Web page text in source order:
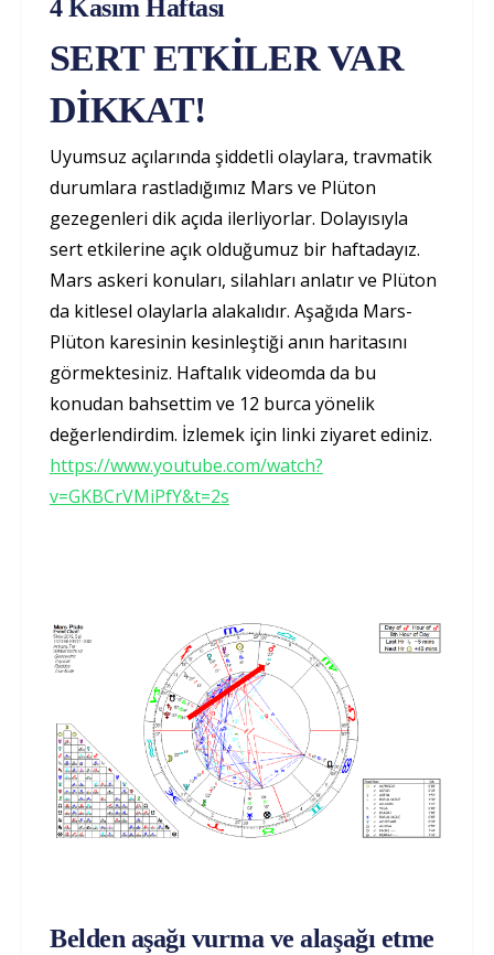
4 Kasım Haftası
SERT ETKİLER VAR
DİKKAT!
Uyumsuz açılarında şiddetli olaylara, travmatik
durumlara rastladığımız Mars ve Plüton
gezegenleri dik açıda ilerliyorlar. Dolayısıyla
sert etkilerine açık olduğumuz bir haftadayız.
Mars askeri konuları, silahları anlatır ve Plüton
da kitlesel olaylarla alakalıdır. Aşağıda Mars-
Plüton karesinin kesinleştiği anın haritasını
görmektesiniz. Haftalık videomda da bu
konudan bahsettim ve 12 burca yönelik
değerlendirdim. İzlemek için linki ziyaret ediniz.
https://www.youtube.com/watch?
v=GKBCrVMiPfY&t=2s
Belden aşağı vurma ve alaşağı etme